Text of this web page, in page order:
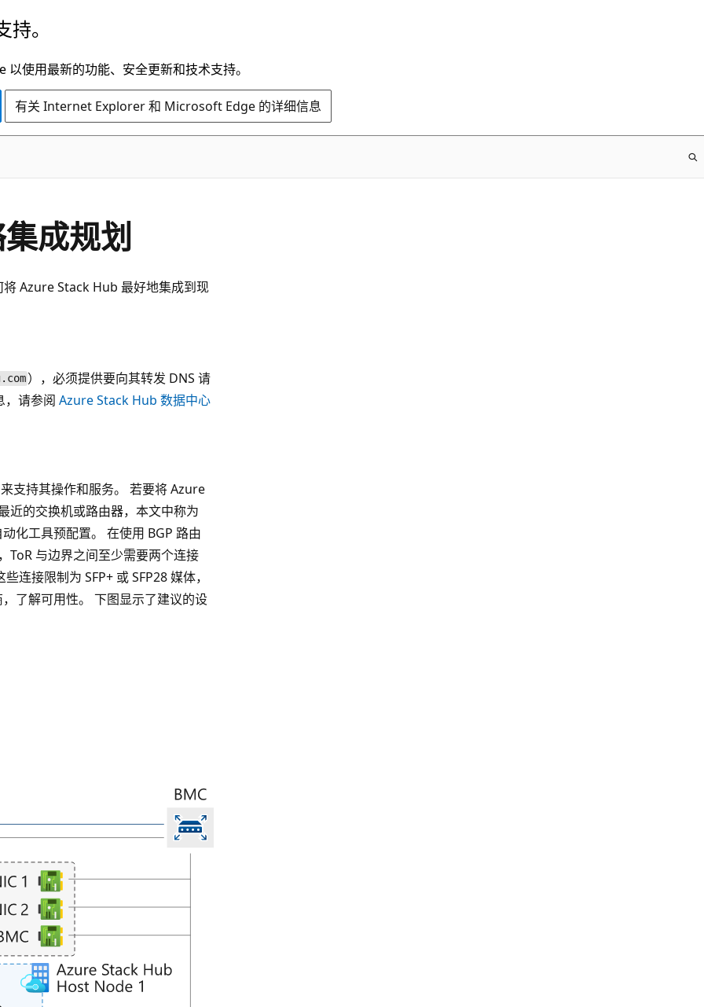
。
使用最新的功能、安全更新和技术支持。
有关 Internet Explorer 和 Microsoft Edge 的详细信息
成规划
Azure Stack Hub 最好地集成到现
），必须提供要向其转发 DNS 请
，请参阅 Azure Stack Hub 数据中心
支持其操作和服务。 若要将 Azure
近的交换机或路由器，本文中称为
化工具预配置。 在使用 BGP 路由
ToR 与边界之间至少需要两个连接
连接限制为 SFP+ 或 SFP28 媒体，
了解可用性。 下图显示了建议的设